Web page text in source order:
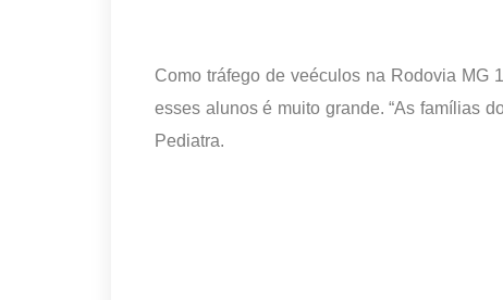
Como tráfego de veéculos na Rodovia MG
esses alunos é muito grande. “As famílias
Pediatra.